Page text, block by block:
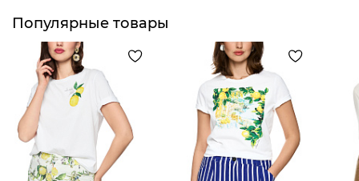
Самовывоз из пункта выдачи СДЭК
Популярные товары